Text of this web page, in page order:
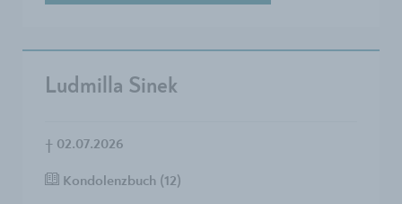
Ludmilla Sinek
† 02.07.2026
Kondolenzbuch (12)